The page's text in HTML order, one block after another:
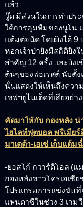
แล้ว
วู๊ด มีส่วนในการทำปร
ใต้การคุมทีมของนูโน
แต้มต่อนัด โดยยิงได้ 9
หอกเจ้าป่ายังมีสถิติยิง
สำคัญ 12 ครั้ง และยิง
ต้นๆของฟอเรสต์ นับตั้
นั่นแสดงให้เห็นถึงควา
เชฟฯยูไนเต็ดที่เสียอย่
คัดมาให้กับ กองหลัง น่
ไฮไลท์ฟุตบอล พรีเมียร์
มาเตต้า-เอเซ่ เก็บแต้
-ยอสโก้ กวาร์ดิโอล (แ
กองหลังชาวโครเอเชี
โปรแกรมการแข่งขันที่
แฟนตาซีในช่วง 3 เกม